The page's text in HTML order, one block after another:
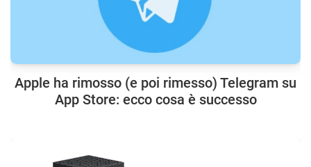
Apple ha rimosso (e poi rimesso) Telegram su
App Store: ecco cosa è successo